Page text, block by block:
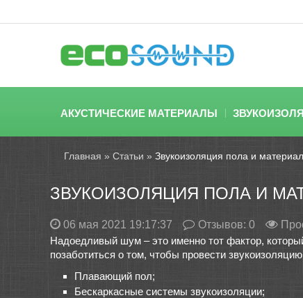
АКУСТИЧЕСКИЕ МАТЕРИАЛЫ
Главная » Статьи » Звукоизоляция пола и
ЗВУКОИЗОЛЯЦИЯ ПОЛА И
06 мая 2021 19:17:37 Отзывов: 0
Надоедливый шум – это именно тот фактор,
позаботиться о том, чтобы провести
Плавающий пол;
Бескаркасные системы звукоизоляции;